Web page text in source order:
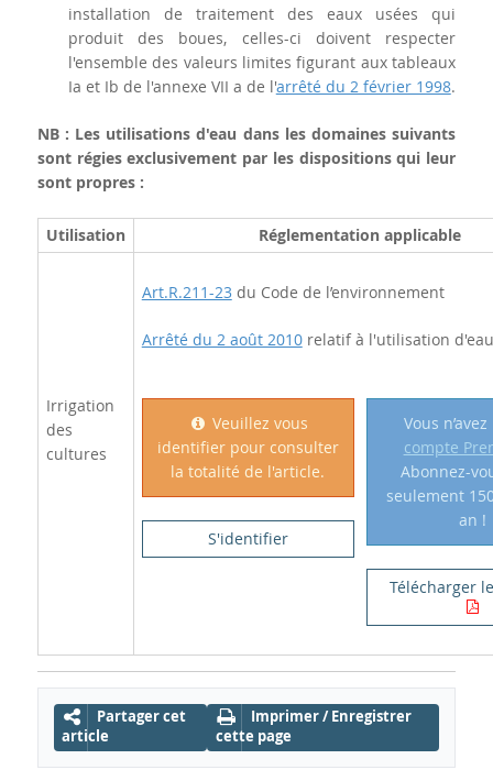
installation de traitement des eaux usées qui
produit des boues, celles-ci doivent respecter
l'ensemble des valeurs limites figurant aux tableaux
Ia et Ib de l'annexe VII a de l'arrêté du 2 février 1998.
NB : Les utilisations d'eau dans les domaines suivants
sont régies exclusivement par les dispositions qui leur
sont propres :
Utilisation Réglementation applicable
Irrigation
des
cultures
Art.R.211-23 du Code de l’environnement
Arrêté du 2 août 2010relatif à l'utilisation
Veuillez vous
identifier pour consulter
la totalité de l'article.
S'identifier
Vous
compte
Abonnez-
seulement
an !
Télécharger
Partager cet
article
Imprimer / Enregistrer
cette page